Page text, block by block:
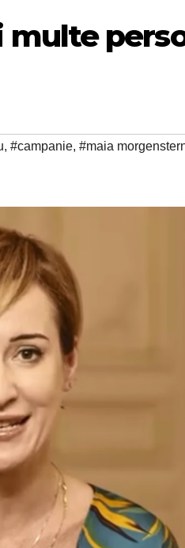
multe
, #campanie, #maia